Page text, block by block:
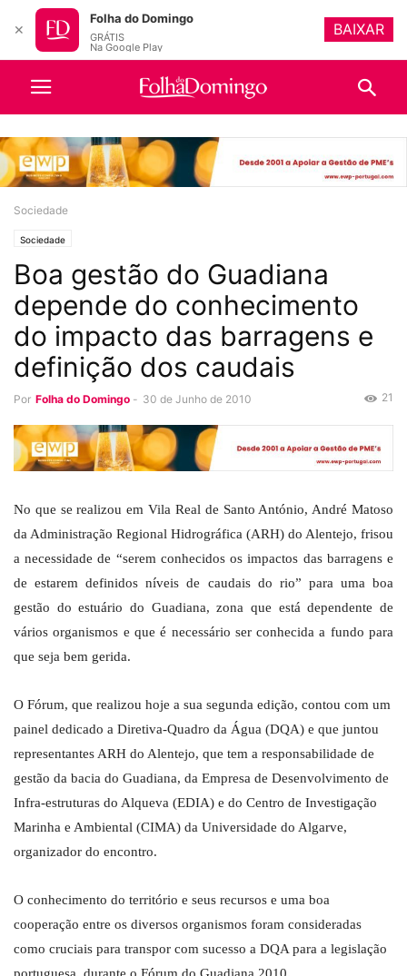
Sociedade
Sociedade
Boa gestão do Guadiana
depende do conhecimento
do impacto das barragens e
definição dos caudais
Por Folha do Domingo - 30 de Junho de 2010 21
No que se realizou em Vila Real de Santo António, André Matoso
da Administração Regional Hidrográfica (ARH) do Alentejo, frisou
a necessidade de “serem conhecidos os impactos das barragens e
de estarem definidos níveis de caudais do rio” para uma boa
gestão do estuário do Guadiana, zona que está dependente de
vários organismos e que é necessário ser conhecida a fundo para
que seja bem gerida.
O Fórum, que realizou hoje a sua segunda edição, contou com um
painel dedicado a Diretiva-Quadro da Água (DQA) e que juntou
representantes ARH do Alentejo, que tem a responsabilidade de
gestão da bacia do Guadiana, da Empresa de Desenvolvimento de
Infra-estruturas do Alqueva (EDIA) e do Centro de Investigação
Marinha e Ambiental (CIMA) da Universidade do Algarve,
organizador do encontro.
O conhecimento do território e seus recursos e uma boa
cooperação entre os diversos organismos foram consideradas
como cruciais para transpor com sucesso a DQA para a legislação
✕
Folha do Domingo
GRÁTIS
Na Google Play
BAIXAR